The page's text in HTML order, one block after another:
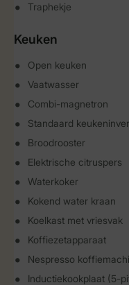
Traphekje
Keuken
Open keuken
Vaatwasser
Combi-magnetron
Standaard
Broodrooster
Elektrische citruspers
Waterkoker
Kokend water kraan
Koelkast met vriesvak
Koffiezetapparaat
Nespresso
Inductiekookplaat (5-